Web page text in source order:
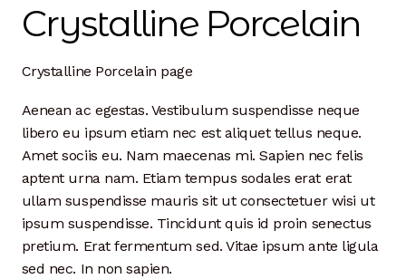
Dan Biography
Liz Biography
Maine Coast
Mentors — Teachers
Team
Crystalline Porcelain
Crystalline Porcelain page
Aenean ac egestas. Vestibulum suspendisse neque
libero eu ipsum etiam nec est aliquet tellus neque.
Amet sociis eu. Nam maecenas mi. Sapien nec felis
aptent urna nam. Etiam tempus sodales erat erat
ullam suspendisse mauris sit ut consectetuer wisi ut
ipsum suspendisse. Tincidunt quis id proin senectus
pretium. Erat fermentum sed. Vitae ipsum ante ligula
sed nec. In non sapien.